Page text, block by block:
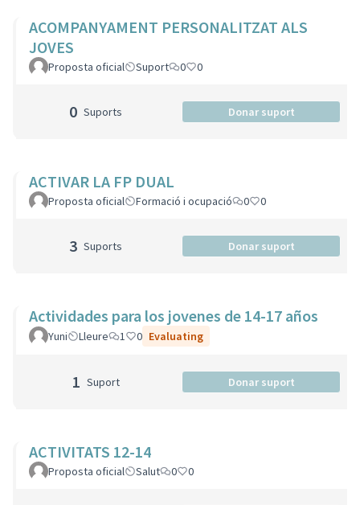
ACOMPANYAMENT PERSONALITZAT ALS
JOVES
Proposta oficial Suport 0 0
0 Suports Donar suport
ACTIVAR LA FP DUAL
Proposta oficial Formació i ocupació 0 0
3 Suports Donar suport
Actividades para los jovenes de 14-17 años
Yuni Lleure 1 0 Evaluating
1 Suport Donar suport
ACTIVITATS 12-14
Proposta oficial Salut 0 0